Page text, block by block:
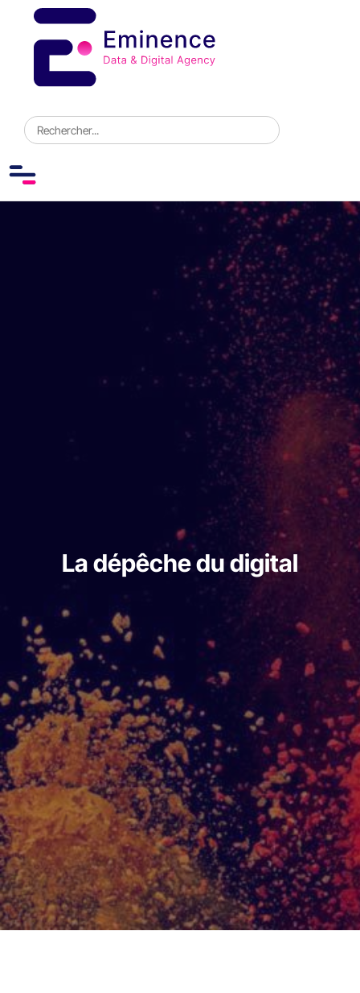
La dépêche du digital